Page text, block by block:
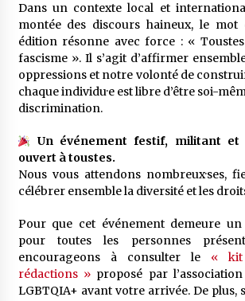
Dans un contexte local et
montée des discours haineux, le mot
édition résonne avec force : «
fascisme ». Il s’agit d’affirmer
oppressions et notre volonté de
chaque individu·e est libre d’être soi-
discrimination.
Un événement festif, militant et
ouvert à toustes.
Nous vous attendons nombreux·ses,
célébrer ensemble la diversité et les
Pour que cet événement demeure un
pour toutes les personnes
encourageons à consulter le « kit
rédactions »proposé par
LGBTQIA+ avant votre arrivée. De plus,